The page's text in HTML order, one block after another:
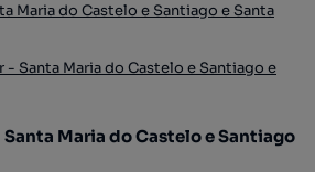
Maria do Castelo e Santiago e Santa
- Santa Maria do Castelo e Santiago e
Maria do Castelo e Santiago